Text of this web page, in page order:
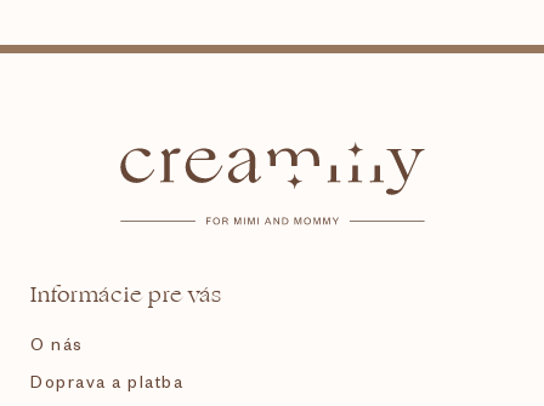
Informácie pre vás
O nás
Doprava a platba